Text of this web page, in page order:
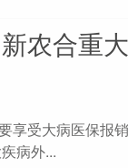
农合重
受大病医保报
病外...